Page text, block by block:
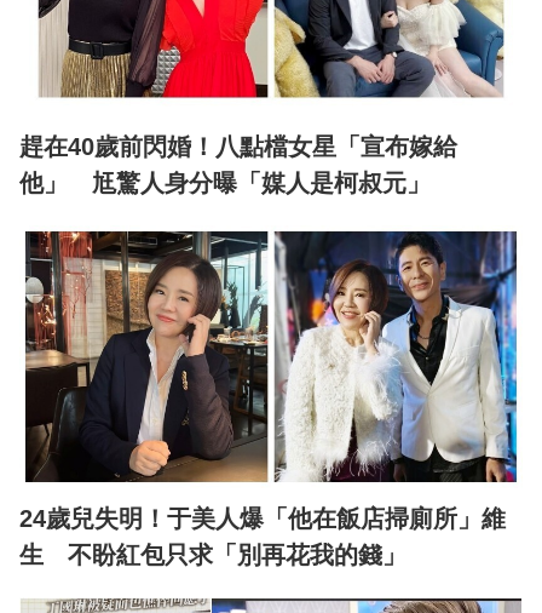
趕在40歲前閃婚！八點檔女星「宣布嫁給
他」 尪驚人身分曝「媒人是柯叔元」
24歲兒失明！于美人爆「他在飯店掃廁所」維
生 不盼紅包只求「別再花我的錢」